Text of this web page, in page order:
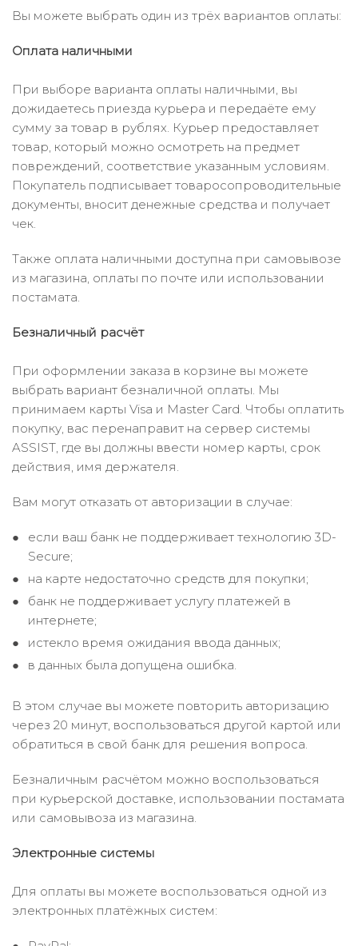
Вы можете выбрать один из трёх вариантов оплаты:
Оплата наличными
При выборе варианта оплаты наличными, вы
дожидаетесь приезда курьера и передаёте ему
сумму за товар в рублях. Курьер предоставляет
товар, который можно осмотреть на предмет
повреждений, соответствие указанным условиям.
Покупатель подписывает товаросопроводительные
документы, вносит денежные средства и получает
чек.
Также оплата наличными доступна при самовывозе
из магазина, оплаты по почте или использовании
постамата.
Безналичный расчёт
При оформлении заказа в корзине вы можете
выбрать вариант безналичной оплаты. Мы
принимаем карты Visa и Master Card. Чтобы оплатить
покупку, вас перенаправит на сервер системы
ASSIST, где вы должны ввести номер карты, срок
действия, имя держателя.
Вам могут отказать от авторизации в случае:
если ваш банк не поддерживает технологию 3D-
Secure;
на карте недостаточно средств для покупки;
банк не поддерживает услугу платежей в
интернете;
истекло время ожидания ввода данных;
в данных была допущена ошибка.
В этом случае вы можете повторить авторизацию
через 20 минут, воспользоваться другой картой или
обратиться в свой банк для решения вопроса.
Безналичным расчётом можно воспользоваться
при курьерской доставке, использовании постамата
или самовывоза из магазина.
Электронные системы
Для оплаты вы можете воспользоваться одной из
электронных платёжных систем: